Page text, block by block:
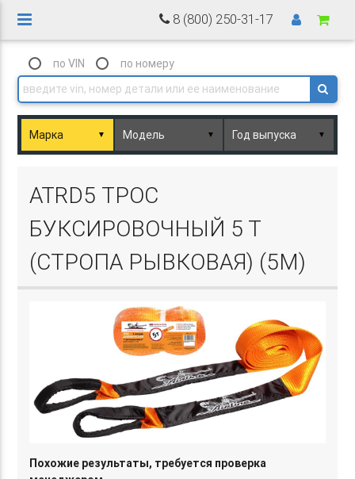
8 (800) 250-31-17
по VIN по номеру
▼ ▼ ▼
ATRD5 ТРОС
БУКСИРОВОЧНЫЙ 5 Т
(СТРОПА РЫВКОВАЯ) (5М)
Похожие результаты, требуется проверка